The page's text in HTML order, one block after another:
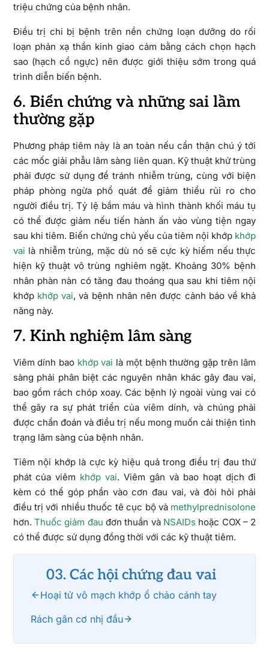
triệu chứng của bệnh nhân.
Điều trị chi bị bệnh trên nền chứng loạn dưỡng do rối
loạn phản xạ thần kinh giao cảm bằng cách chọn hạch
sao (hạch cổ ngực) nên được giới thiệu sớm trong quá
trình diễn biến bệnh.
6. Biến chứng và những sai lầm
thường gặp
Phương pháp tiêm này là an toàn nếu cẩn thận chú ý tới
các mốc giải phẫu lâm sàng liên quan. Kỹ thuật khử trùng
phải được sử dụng để tránh nhiễm trùng, cùng với biện
pháp phòng ngừa phổ quát để giảm thiểu rủi ro cho
người điều trị. Tỷ lệ bầm máu và hình thành khối máu tụ
có thể được giảm nếu tiến hành ấn vào vùng tiện ngay
sau khi tiêm. Biến chứng chủ yếu của tiêm nội khớp khớp
vai là nhiễm trùng, mặc dù nó sẽ cực kỳ hiếm nếu thực
hiện kỹ thuật vô trùng nghiêm ngặt. Khoảng 30% bệnh
nhân phàn nàn có tăng đau thoáng qua sau khi tiêm nội
khớp khớp vai, và bệnh nhân nên được cảnh báo về khả
năng này.
7. Kinh nghiệm lâm sàng
Viêm dính bao khớp vai là một bệnh thường gặp trên lâm
sàng phải phân biệt các nguyên nhân khác gây đau vai,
bao gồm rách chóp xoay. Các bệnh lý ngoài vùng vai có
thể gây ra sự phát triển của viêm dính, và chúng phải
được chẩn đoán và điều trị nếu mong muốn cải thiện tình
trạng lâm sàng của bệnh nhân.
Tiêm nội khớp là cực kỳ hiệu quả trong điều trị đau thứ
phát của viêm khớp vai. Viêm gân và bao hoạt dịch đi
kèm có thể góp phần vào cơn đau vai, và đòi hỏi phải
điều trị với nhiều thuốc tê cục bộ và methylprednisolone
hơn. Thuốc giảm đau đơn thuần và NSAIDs hoặc COX – 2
có thể được sử dụng đồng thời với các kỹ thuật tiêm.
03. Các hội chứng đau vai
Hoại tử vô mạch khớp ổ chảo cánh tay
Rách gân cơ nhị đầu